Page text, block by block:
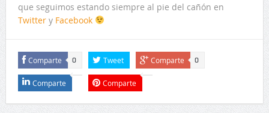
que seguimos estando siempre al pie del cañón en
Twitter y Facebook
Comparte 0 Tweet Comparte 0
Comparte Comparte